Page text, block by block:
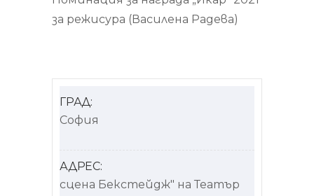
за режисура (Василена Радева)
ГРАД:
София
АДРЕС:
сцена Бекстейдж" на Театър